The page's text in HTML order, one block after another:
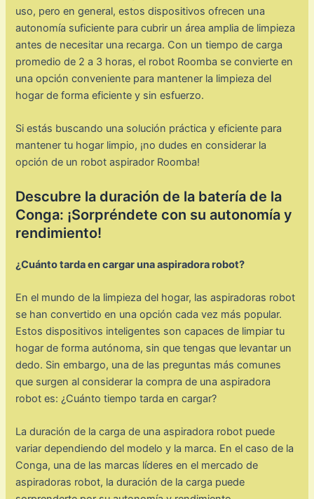
uso, pero en general, estos dispositivos ofrecen una
autonomía suficiente para cubrir un área amplia de limpieza
antes de necesitar una recarga. Con un tiempo de carga
promedio de 2 a 3 horas, el robot Roomba se convierte en
una opción conveniente para mantener la limpieza del
hogar de forma eficiente y sin esfuerzo.
Si estás buscando una solución práctica y eficiente para
mantener tu hogar limpio, ¡no dudes en considerar la
opción de un robot aspirador Roomba!
Descubre la duración de la batería de la
Conga: ¡Sorpréndete con su autonomía y
rendimiento!
¿Cuánto tarda en cargar una aspiradora robot?
En el mundo de la limpieza del hogar, las aspiradoras robot
se han convertido en una opción cada vez más popular.
Estos dispositivos inteligentes son capaces de limpiar tu
hogar de forma autónoma, sin que tengas que levantar un
dedo. Sin embargo, una de las preguntas más comunes
que surgen al considerar la compra de una aspiradora
robot es: ¿Cuánto tiempo tarda en cargar?
La duración de la carga de una aspiradora robot puede
variar dependiendo del modelo y la marca. En el caso de la
Conga, una de las marcas líderes en el mercado de
aspiradoras robot, la duración de la carga puede